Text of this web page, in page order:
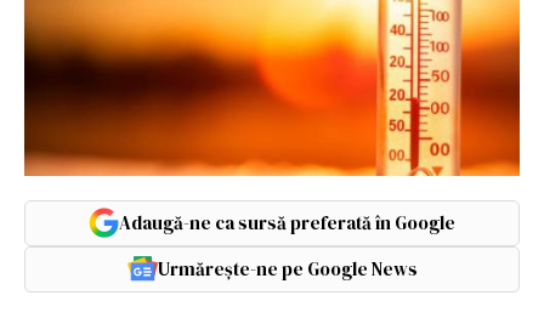
Adaugă-ne ca sursă preferată în Google
Urmărește-ne pe Google News